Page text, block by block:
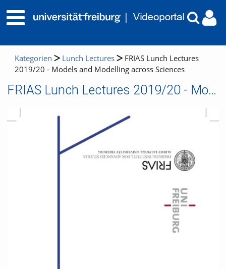
Kategorien Lunch Lectures
FRIAS Lunch Lectures
2019/20 - Models and Modelling across Sciences
FRIAS Lunch Lectures 2019/20 - Models and Modelling across Sciences